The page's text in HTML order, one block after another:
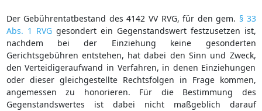
Der Gebührentatbestand des 4142 VV RVG, für den gem. § 33
Abs. 1 RVGgesondert ein Gegenstandswert festzusetzen ist,
nachdem bei der Einziehung keine gesonderten
Gerichtsgebühren entstehen, hat dabei den Sinn und Zweck,
den Verteidigeraufwand in Verfahren, in denen Einziehungen
oder dieser gleichgestellte Rechtsfolgen in Frage kommen,
angemessen zu honorieren. Für die Bestimmung des
Gegenstandswertes ist dabei nicht maßgeblich darauf